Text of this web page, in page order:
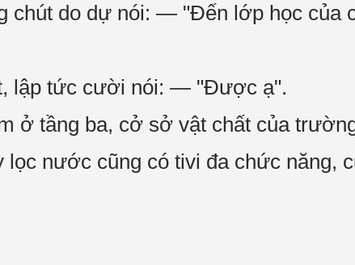
chút do dự nói: — "Đến lớp học của
lập tức cười nói: — "Được ạ".
ở tầng ba, cở sở vật chất của
lọc nước cũng có tivi đa chức năng,